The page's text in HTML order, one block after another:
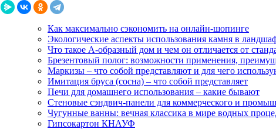
Как максимально сэкономить на онлайн-шопинге
Экологические аспекты использования камня в
Что такое А-образный дом и чем он отличается от
Брезентовый полог: возможности применения,
Маркизы – что собой представляют и для чего
Имитация бруса (сосна) – что собой представляет
Печи для домашнего использования – какие бывают
Стеновые сэндвич-панели для коммерческого и
Чугунные ванны: вечная классика в мире водных
Гипсокартон КНАУФ